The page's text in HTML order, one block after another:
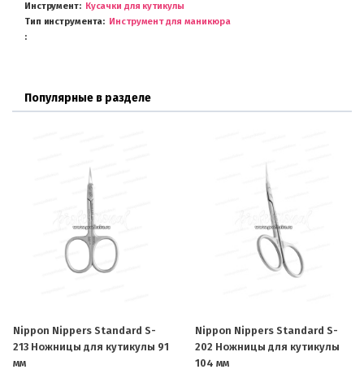
Инструмент
Кусачки для кутикулы
Тип инструмента
Инструмент для маникюра
Популярные в разделе
Nippon Nippers Standard S-
213 Ножницы для кутикулы 91
мм
Nippon Nippers Standard S-
202 Ножницы для кутикулы
104 мм